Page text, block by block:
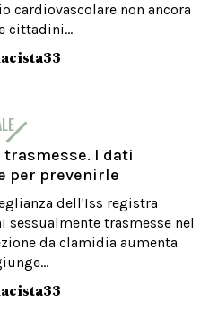
cardiovascolare non ancora
cittadini...
I dati
per prevenirle
dell'Iss registra
trasmesse nel
da clamidia aumenta